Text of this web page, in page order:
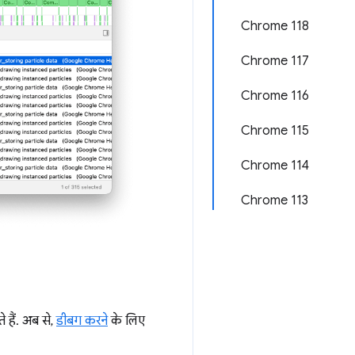
Chrome 118
Chrome 117
Chrome 116
Chrome 115
Chrome 114
Chrome 113
हैं. अब से,डीबग करनेके लिए